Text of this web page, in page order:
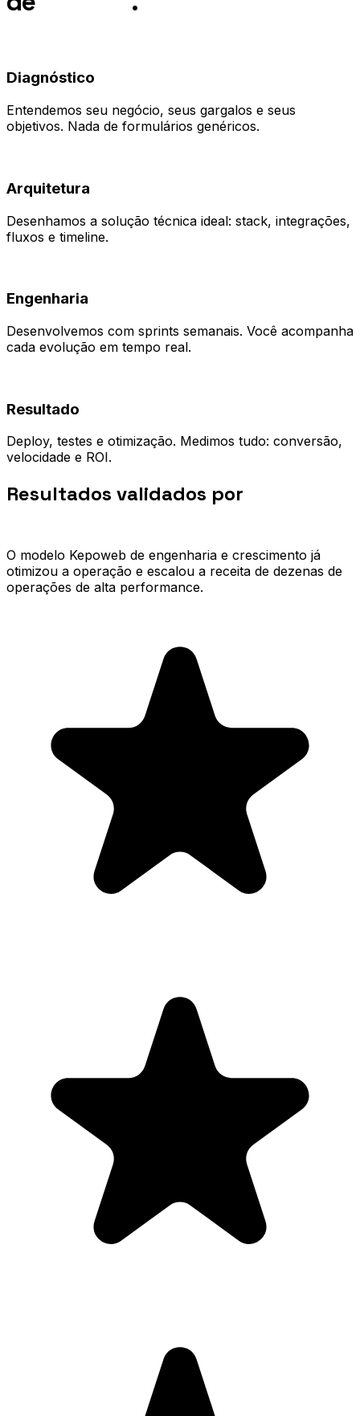
Diagnóstico
Entendemos seu negócio, seus gargalos e seus
objetivos. Nada de formulários genéricos.
Arquitetura
Desenhamos a solução técnica ideal: stack, integrações,
fluxos e timeline.
Engenharia
Desenvolvemos com sprints semanais. Você acompanha
cada evolução em tempo real.
Resultado
Deploy, testes e otimização. Medimos tudo: conversão,
velocidade e ROI.
Resultados validados por
O modelo Kepoweb de engenharia e crescimento já
otimizou a operação e escalou a receita de dezenas de
operações de alta performance.